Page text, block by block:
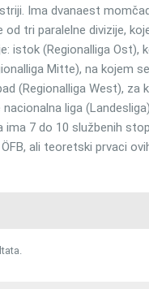
Ima dvanaest
tri paralelne divizije,
istok (Regionalliga Ost),
Mitte), na kojem
(Regionalliga West), za
liga
ima 7 do 10 službenih
ali teoretski prvaci